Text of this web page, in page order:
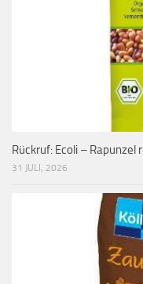
Rückruf: Ecoli – Rapunzel
31 JULI, 2026